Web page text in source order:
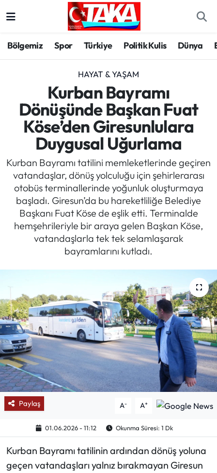
Bölgemiz Spor Türkiye Politik Kulis Dünya
HAYAT & YAŞAM
Kurban Bayramı
Dönüşünde Başkan Fuat
Köse’den Giresunlulara
Duygusal Uğurlama
Kurban Bayramı tatilini memleketlerinde geçiren
vatandaşlar, dönüş yolculuğu için şehirlerarası
otobüs terminallerinde yoğunluk oluşturmaya
başladı. Giresun’da bu hareketliliğe Belediye
Başkanı Fuat Köse de eşlik etti. Terminalde
hemşehrileriyle bir araya gelen Başkan Köse,
vatandaşlarla tek tek selamlaşarak
bayramlarını kutladı.
Paylaş A- A+
01.06.2026 - 11:12 Okunma Süresi: 1 Dk
Kurban Bayramı tatilinin ardından dönüş yoluna
geçen vatandaşları yalnız bırakmayan Giresun
Spor
Türkiye
Kültür/Sanat
Politika
Politik Kulis
Dünya
Magazin
Mektup Galeri
Köşe Yazıları
Karikatür Galeri
BIK
ASTROLOJİ
Spor Yazıları
Mektup Galeri
Ekonomi
Trabzon Hava Durumu
Trabzon Trafik Yoğunluk Haritası
Süper Lig Puan Durumu ve Fikstür
Tüm Manşetler
Son Dakika Haberleri
Haber Arşivi